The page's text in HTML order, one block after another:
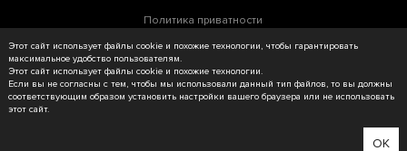
Политика приватности
© RETROVILLE, 2026 Все права защищены
Этот сайт использует файлы cookie и похожие технологии, чтобы гарантировать
максимальное удобство пользователям.
Этот сайт использует файлы cookie и похожие технологии.
Если вы не согласны с тем, чтобы мы использовали данный тип файлов, то вы должны
соответствующим образом установить настройки вашего браузера или не использовать
этот сайт.
OK